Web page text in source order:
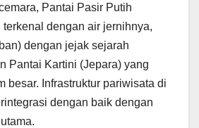
Pantai Pasir Putih
dengan air jernihnya,
dengan jejak sejarah
Pantai Kartini (Jepara) yang
besar. Infrastruktur pariwisata di
dengan baik dengan